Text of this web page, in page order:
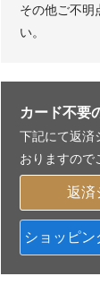
その他ご不明
い。
カード不要
下記にて返済
おりますので
返済
ショッピン